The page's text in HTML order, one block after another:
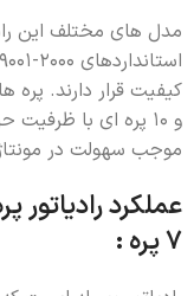
مدل های مختلف این
و 10 پره ای با
موجب سهولت در
7 پره :